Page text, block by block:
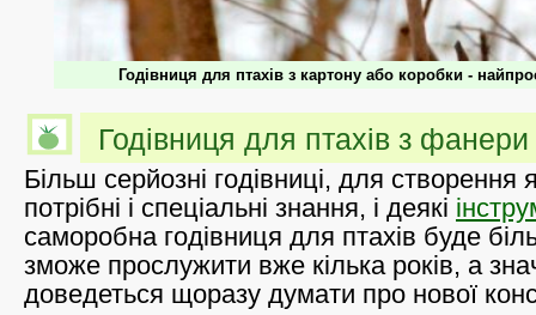
Годівниця для птахів з картону або коробки -
Годівниця для птахів з фанери
Більш серйозні годівниці, для створення
потрібні і спеціальні знання, і деякі
саморобна годівниця для птахів буде
зможе прослужити вже кілька років, а
доведеться щоразу думати про нової